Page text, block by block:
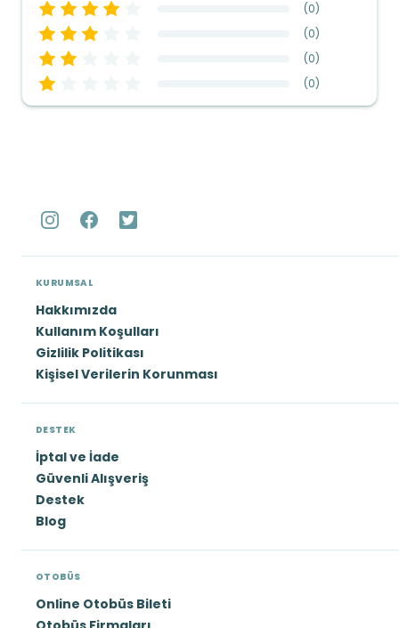
(0)
(0)
(0)
(0)
KURUMSAL
Hakkımızda
Kullanım Koşulları
Gizlilik Politikası
Kişisel Verilerin Korunması
DESTEK
İptal ve İade
Güvenli Alışveriş
Destek
Blog
OTOBÜS
Online Otobüs Bileti